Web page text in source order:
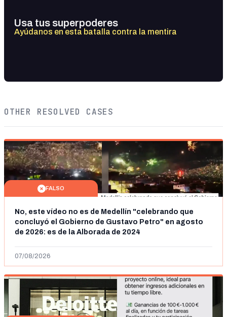
Usa tus superpoderes
Ayúdanos en esta batalla contra la mentira
OTHER RESOLVED CASES
FALSO
No, este vídeo no es de Medellín "celebrando que
concluyó el Gobierno de Gustavo Petro" en agosto
de 2026: es de la Alborada de 2024
07/08/2026